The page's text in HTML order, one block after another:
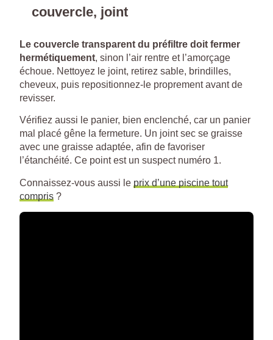
couvercle, joint
Le couvercle transparent du préfiltre doit fermer
hermétiquement, sinon l’air rentre et l’amorçage
échoue. Nettoyez le joint, retirez sable, brindilles,
cheveux, puis repositionnez-le proprement avant de
revisser.
Vérifiez aussi le panier, bien enclenché, car un panier
mal placé gêne la fermeture. Un joint sec se graisse
avec une graisse adaptée, afin de favoriser
l’étanchéité. Ce point est un suspect numéro 1.
Connaissez-vous aussi le prix d’une piscine tout
compris ?